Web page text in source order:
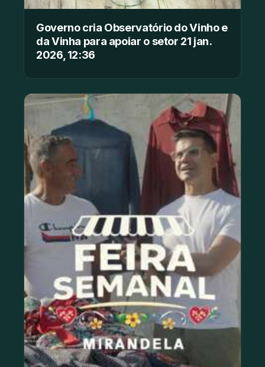
Governo cria Observatório do Vinho e
da Vinha para apoiar o setor 21 jan.
2026, 12:36